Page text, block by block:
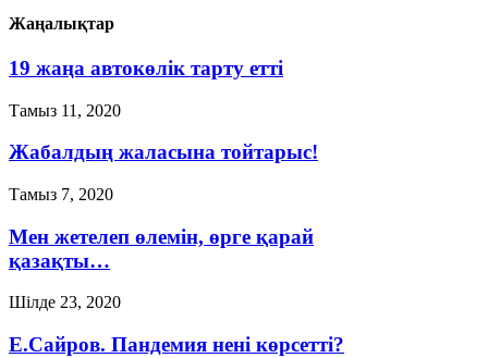
Жаңалықтар
19 жаңа автокөлік тарту етті
Тамыз 11, 2020
Жабалдың жаласына тойтарыс!
Тамыз 7, 2020
Мен жетелеп өлемін, өрге қарай
қазақты…
Шілде 23, 2020
Е.Сайров. Пандемия нені көрсетті?